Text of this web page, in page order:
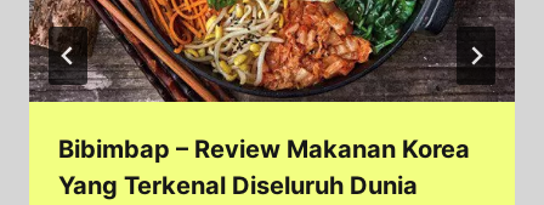
Bibimbap – Review Makanan Korea
Yang Terkenal Diseluruh Dunia